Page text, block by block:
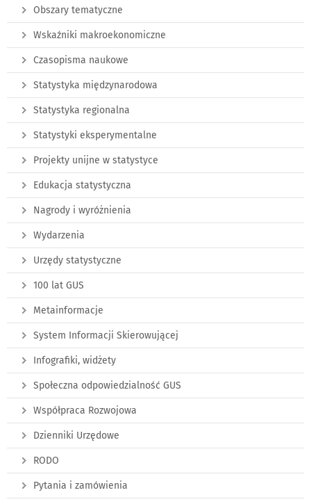
Obszary tematyczne
Wskaźniki makroekonomiczne
Czasopisma naukowe
Statystyka międzynarodowa
Statystyka regionalna
Statystyki eksperymentalne
Projekty unijne w statystyce
Edukacja statystyczna
Nagrody i wyróżnienia
Wydarzenia
Urzędy statystyczne
100 lat GUS
Metainformacje
System Informacji Skierowującej
Infografiki, widżety
Społeczna odpowiedzialność GUS
Współpraca Rozwojowa
Dzienniki Urzędowe
RODO
Pytania i zamówienia